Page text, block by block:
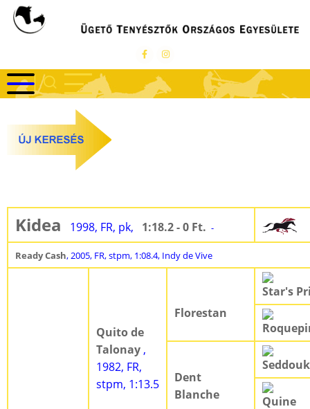
Ugrás
Kidea 1998, FR, pk, 1:18.2 - 0 Ft. -
Ready Cash, 2005, FR, stpm, 1:08.4, Indy de Vive
Quito de
Talonay ,
1982, FR,
stpm, 1:13.5
Florestan
Star's
Dent
Blanche
Seddouk
Quine